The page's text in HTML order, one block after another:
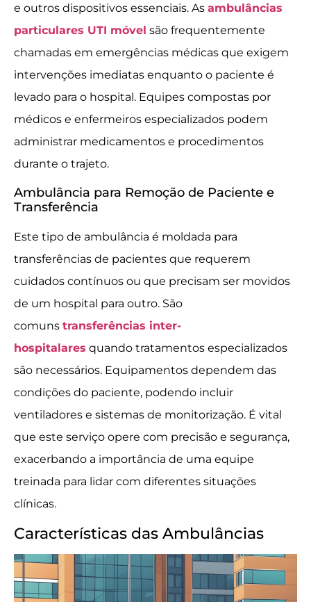
e outros dispositivos essenciais. As ambulâncias
particulares UTI móvel são frequentemente
chamadas em emergências médicas que exigem
intervenções imediatas enquanto o paciente é
levado para o hospital. Equipes compostas por
médicos e enfermeiros especializados podem
administrar medicamentos e procedimentos
durante o trajeto.
Ambulância para Remoção de Paciente e
Transferência
Este tipo de ambulância é moldada para
transferências de pacientes que requerem
cuidados contínuos ou que precisam ser movidos
de um hospital para outro. São
comuns transferências inter-
hospitalares quando tratamentos especializados
são necessários. Equipamentos dependem das
condições do paciente, podendo incluir
ventiladores e sistemas de monitorização. É vital
que este serviço opere com precisão e segurança,
exacerbando a importância de uma equipe
treinada para lidar com diferentes situações
clínicas.
Características das Ambulâncias